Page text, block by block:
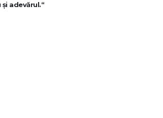
adevărul.“
Lérins. La bordul lui se află Oriana Di Pietro,
ea va muri după zece zile petrecute în